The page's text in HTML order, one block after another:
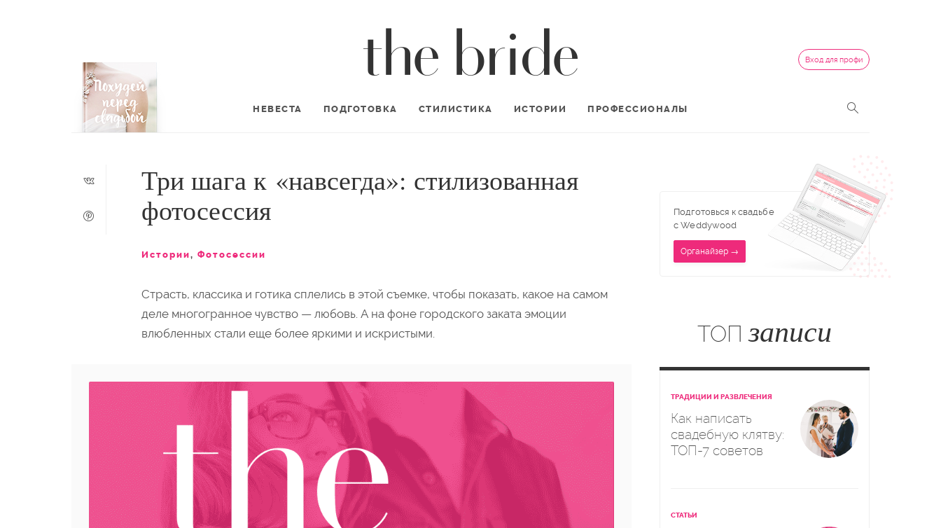
Вход для профи
НЕВЕСТА ПОДГОТОВКА СТИЛИСТИКА ИСТОРИИ ПРОФЕССИОНАЛЫ
Три шага к «навсегда»: стилизованная
фотосессия
Истории, Фотосессии
Страсть, классика и готика сплелись в этой съемке, чтобы показать, какое на самом
деле многогранное чувство — любовь. А на фоне городского заката эмоции
влюбленных стали еще более яркими и искристыми.
Подготовься к свадьбе
с Weddywood
Органайзер →
ТОП записи
ТРАДИЦИИ И РАЗВЛЕЧЕНИЯ
Как написать
свадебную клятву:
ТОП-7 советов
СТАТЬИ